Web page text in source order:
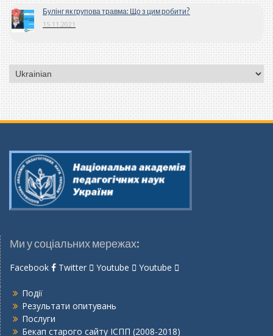
Булінг як групова травма: Що з цим робити?
15.11.2021
Вибрати
мову
Ми у соціальних мережах:
Facebook Twitter Youtube Youtube
Події
Результати опитувань
Послуги
Бекап старого сайту ІСПП (2008-2018)